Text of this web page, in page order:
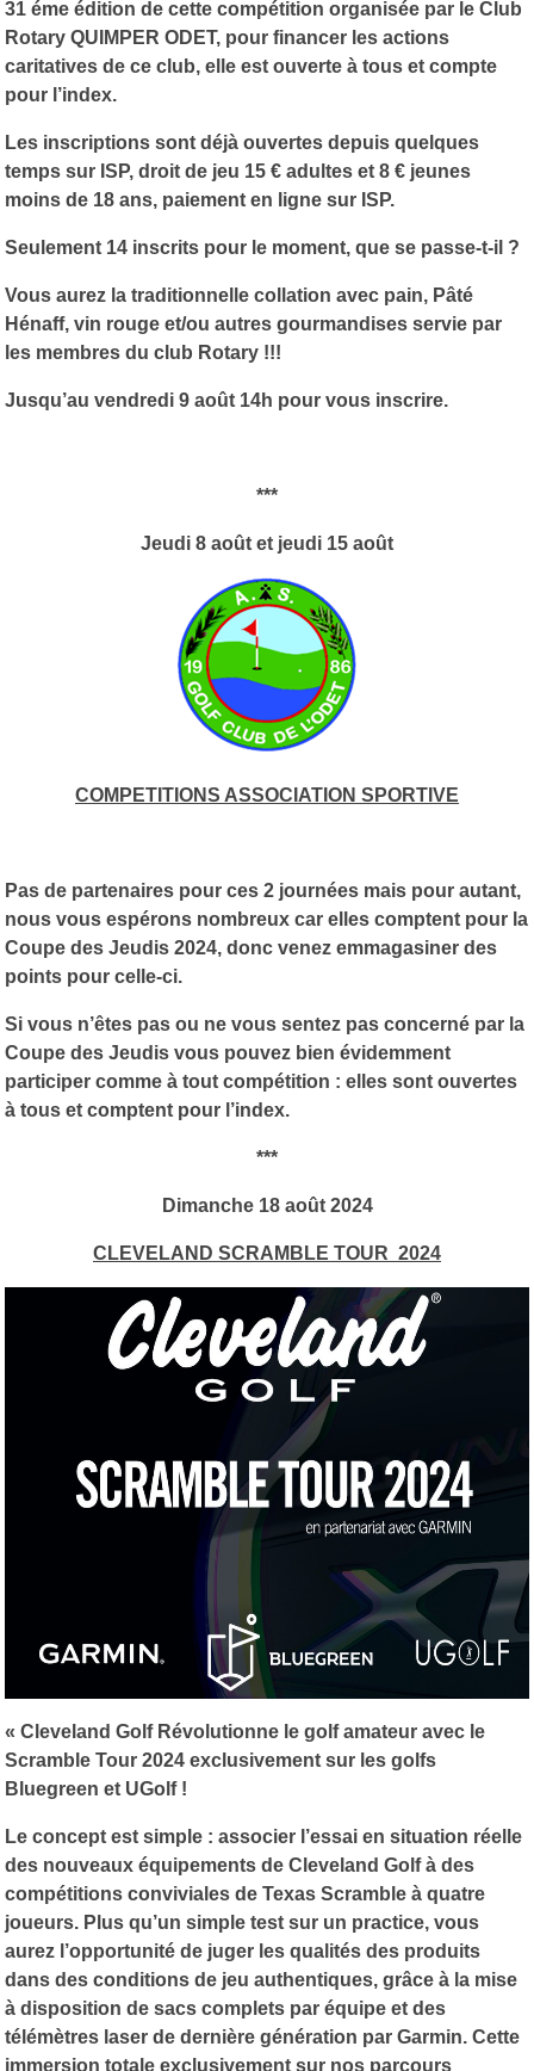
31 éme édition de cette compétition organisée par le Club
Rotary QUIMPER ODET, pour financer les actions
caritatives de ce club, elle est ouverte à tous et compte
pour l’index.
Les inscriptions sont déjà ouvertes depuis quelques
temps sur ISP, droit de jeu 15 € adultes et 8 € jeunes
moins de 18 ans, paiement en ligne sur ISP.
Seulement 14 inscrits pour le moment, que se passe-t-il ?
Vous aurez la traditionnelle collation avec pain, Pâté
Hénaff, vin rouge et/ou autres gourmandises servie par
les membres du club Rotary !!!
Jusqu’au vendredi 9 août 14h pour vous inscrire.
***
Jeudi 8 août et jeudi 15 août
COMPETITIONS ASSOCIATION SPORTIVE
Pas de partenaires pour ces 2 journées mais pour autant,
nous vous espérons nombreux car elles comptent pour la
Coupe des Jeudis 2024, donc venez emmagasiner des
points pour celle-ci.
Si vous n’êtes pas ou ne vous sentez pas concerné par la
Coupe des Jeudis vous pouvez bien évidemment
participer comme à tout compétition : elles sont ouvertes
à tous et comptent pour l’index.
***
Dimanche 18 août 2024
CLEVELAND SCRAMBLE TOUR 2024
« Cleveland Golf Révolutionne le golf amateur avec le
Scramble Tour 2024 exclusivement sur les golfs
Bluegreen et UGolf !
Le concept est simple : associer l’essai en situation réelle
des nouveaux équipements de Cleveland Golf à des
compétitions conviviales de Texas Scramble à quatre
joueurs. Plus qu’un simple test sur un practice, vous
aurez l’opportunité de juger les qualités des produits
dans des conditions de jeu authentiques, grâce à la mise
à disposition de sacs complets par équipe et des
télémètres laser de dernière génération par Garmin. Cette
immersion totale exclusivement sur nos parcours